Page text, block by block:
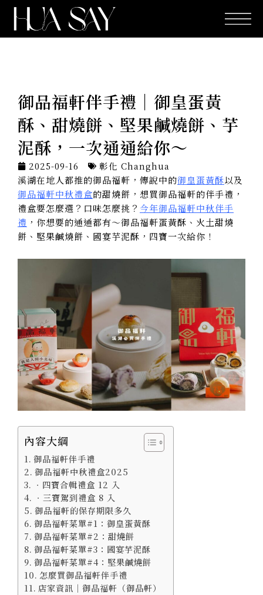
御品福軒伴手禮｜御皇蛋黃
酥、甜燒餅、堅果鹹燒餅、芋
泥酥，一次通通給你～
2025-09-16
彰化 Changhua
溪湖在地人都推的御品福軒，傳說中的御皇蛋黃酥以及
御品福軒中秋禮盒的甜燒餅，想買御品福軒的伴手禮，
禮盒要怎麼選？口味怎麼挑？ 今年御品福軒中秋伴手
禮 ，你想要的通通都有～御品福軒蛋黃酥、火土甜燒
餅、堅果鹹燒餅、國宴芋泥酥，四寶一次給你！
內容大綱
御品福軒伴手禮
御品福軒中秋禮盒2025
．四寶合輯禮盒 12 入
．三寶駕到禮盒 8 入
御品福軒的保存期限多久
御品福軒菜單#1：御皇蛋黃酥
御品福軒菜單#2：甜燒餅
御品福軒菜單#3：國宴芋泥酥
御品福軒菜單#4：堅果鹹燒餅
怎麼買御品福軒伴手禮
店家資訊｜御品福軒（御品軒）